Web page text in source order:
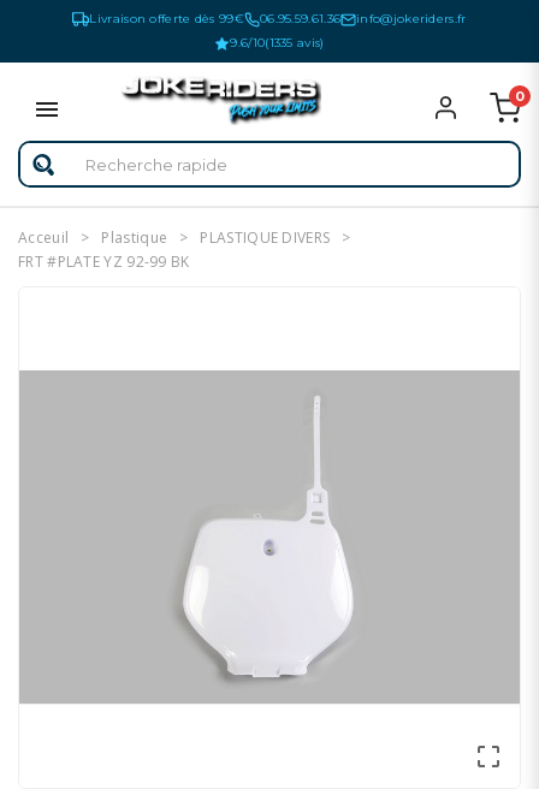
Livraison offerte dès 99€ 06.95.59.61.36
info@jokeriders.fr
9.6/10(1335 avis)
0
Acceuil Plastique
PLASTIQUE DIVERS
FRT #PLATE YZ 92-99 BK
